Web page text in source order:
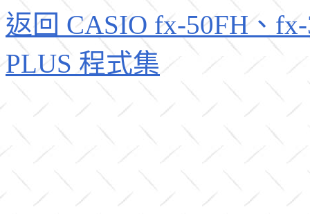
返回 CASIO fx-50FH、
PLUS 程式集